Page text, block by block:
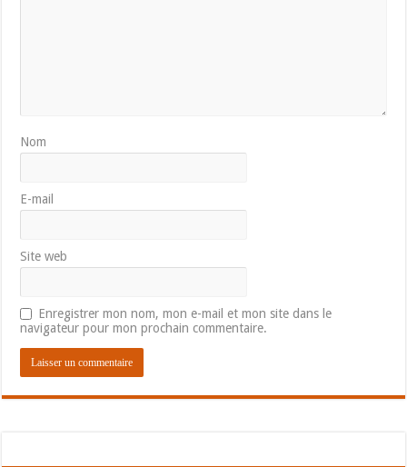
Nom
E-mail
Site web
Enregistrer mon nom, mon e-mail et mon site dans le
navigateur pour mon prochain commentaire.